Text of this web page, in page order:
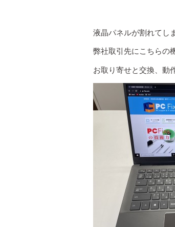
液晶パネルが割れてし
弊社取引先にこちらの
お取り寄せと交換、動